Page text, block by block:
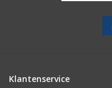
Klantenservice